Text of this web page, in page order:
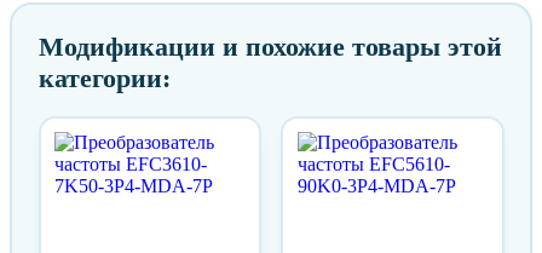
Модификации и похожие товары этой
категории: